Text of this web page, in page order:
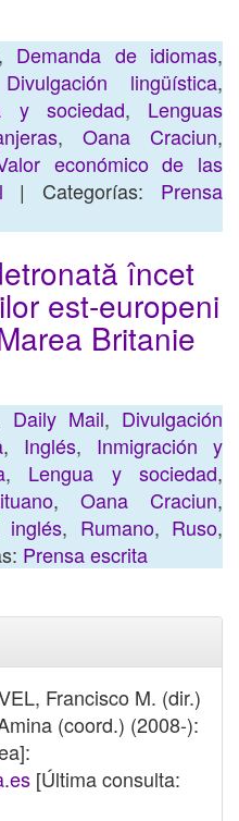
, Demanda de idiomas,
Divulgación lingüística,
y sociedad, Lenguas
, Oana Craciun,
económico de las
| Categorías: Prensa
încet
est-europeni
Britanie
Daily Mail, Divulgación
, Inglés, Inmigración y
, Lengua y sociedad,
, Oana Craciun,
, Rumano, Ruso,
Prensa escrita
Francisco M. (dir.)
(coord.) (2008-):
[Última consulta: